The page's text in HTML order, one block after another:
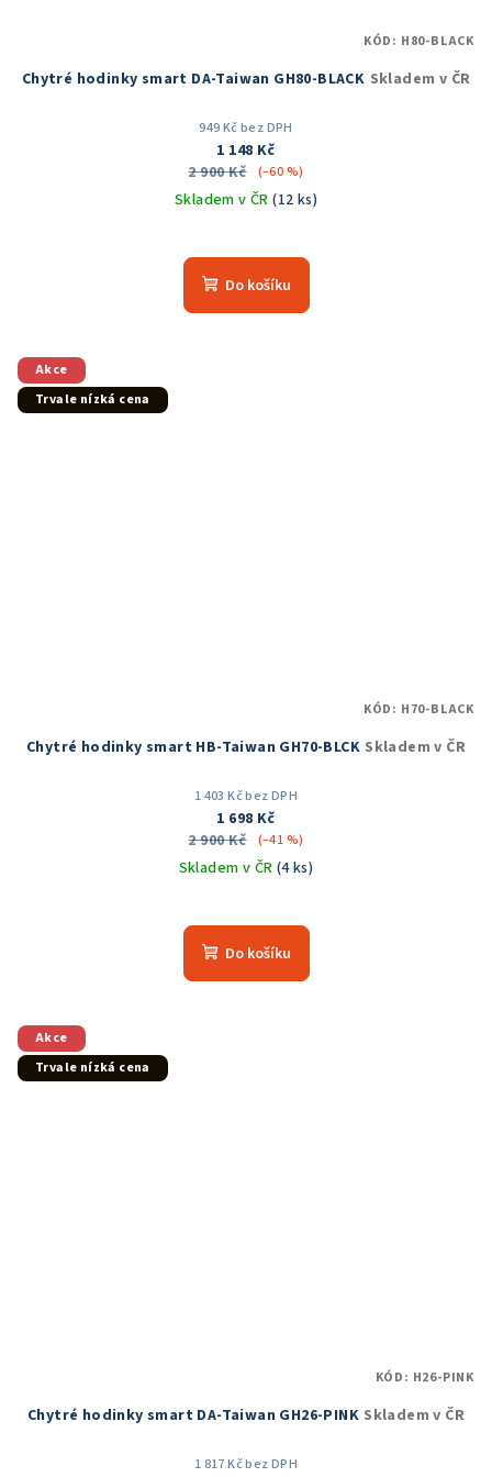
Chytré hodinky smart DA-Taiwan GH80-BLACK Skladem v ČR
949 Kč bez DPH
1 148 Kč
2 900 Kč
(–60 %)
Skladem v ČR(12 ks)
hodnocení
produktu
Do košíku
KÓD: H80-BLACK
Akce
Trvale nízká cena
Chytré hodinky smart HB-Taiwan GH70-BLCK Skladem v ČR
1 403 Kč bez DPH
1 698 Kč
2 900 Kč
(–41 %)
Skladem v ČR (4 ks)
hodnocení
produktu
Do košíku
KÓD: H70-BLACK
Akce
Trvale nízká cena
Chytré hodinky smart DA-Taiwan GH26-PINK Skladem v ČR
1 817 Kč bez DPH
KÓD: H26-PINK